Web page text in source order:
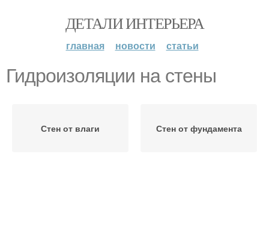
ДЕТАЛИ ИНТЕРЬЕРА
главная новости статьи
Гидроизоляции на стены
Стен от влаги Стен от фундамента